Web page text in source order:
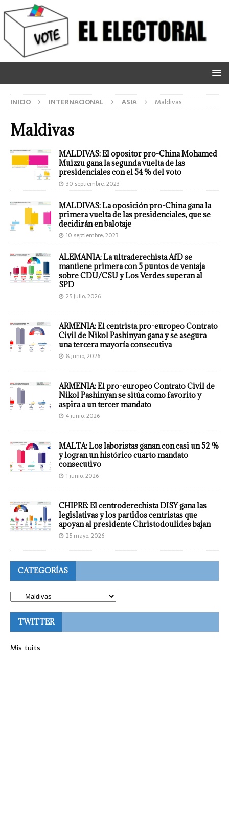
INICIO INTERNACIONAL ASIA Maldivas
Maldivas
MALDIVAS: El opositor pro-China Mohamed
Muizzu gana la segunda vuelta de las
presidenciales con el 54 % del voto
30 septiembre, 2023
MALDIVAS: La oposición pro-China gana la
primera vuelta de las presidenciales, que se
decidirán en balotaje
10 septiembre, 2023
ALEMANIA: La ultraderechista AfD se
mantiene primera con 5 puntos de ventaja
sobre CDU/CSU y Los Verdes superan al
SPD
25 julio, 2026
ARMENIA: El centrista pro-europeo Contrato
Civil de Nikol Pashinyan gana y se asegura
una tercera mayoría consecutiva
8 junio, 2026
ARMENIA: El pro-europeo Contrato Civil de
Nikol Pashinyan se sitúa como favorito y
aspira a un tercer mandato
4 junio, 2026
MALTA: Los laboristas ganan con casi un 52 %
y logran un histórico cuarto mandato
consecutivo
1 junio, 2026
CHIPRE: El centroderechista DISY gana las
legislativas y los partidos centristas que
apoyan al presidente Christodoulides bajan
25 mayo, 2026
CATEGORÍAS
TWITTER
Mis tuits